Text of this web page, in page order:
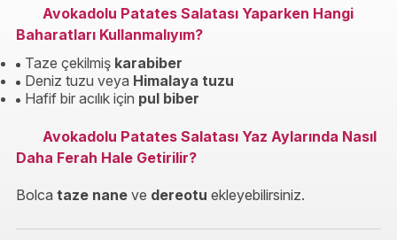
Avokadolu Patates Salatası Yaparken Hangi
Baharatları Kullanmalıyım?
Taze çekilmiş karabiber
Deniz tuzu veya Himalaya tuzu
Hafif bir acılık için pul biber
Avokadolu Patates Salatası Yaz Aylarında Nasıl
Daha Ferah Hale Getirilir?
Bolca taze nane ve dereotu ekleyebilirsiniz.